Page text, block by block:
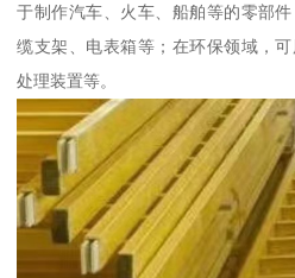
于制作汽车、火车、船舶等的零部
缆支架、电表箱等；在环保领域，
处理装置等。